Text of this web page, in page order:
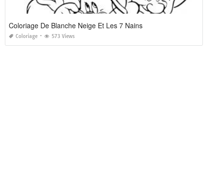
Coloriage De Blanche Neige Et Les 7 Nains
Coloriage 573 Views